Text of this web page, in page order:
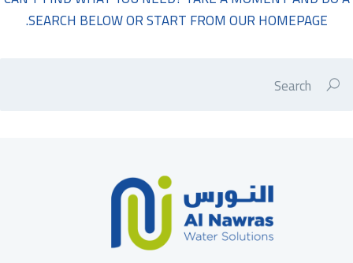
SEARCH BELOW OR START FROMOUR HOMEPAGE
.